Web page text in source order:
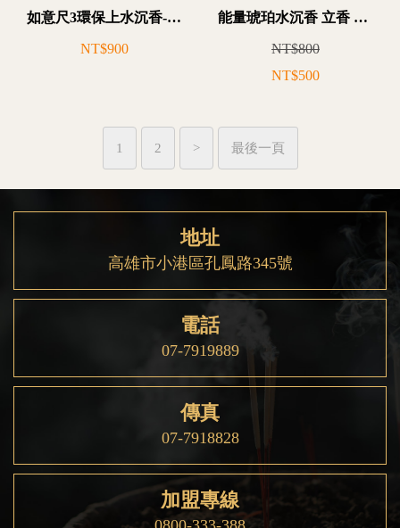
如意尺3環保上水沉香-NZ10T3100
NT$900
能量琥珀水沉香 立香 避邪鎮宅 商家招財 拜拜 微煙環保香
NT$800
NT$500
1 2 > 最後一頁
地址
高雄市小港區孔鳳路345號
電話
07-7919889
傳真
07-7918828
加盟專線